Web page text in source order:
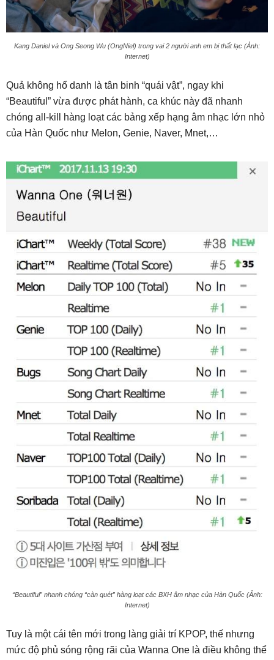
Kang Daniel và Ong Seong Wu (OngNiel) trong vai 2 người anh em bị thất lạc (Ảnh:
Internet)
Quả không hổ danh là tân binh “quái vật”, ngay khi
“Beautiful” vừa được phát hành, ca khúc này đã nhanh
chóng all-kill hàng loạt các bảng xếp hạng âm nhạc lớn nhỏ
của Hàn Quốc như Melon, Genie, Naver, Mnet,…
“Beautiful” nhanh chóng “càn quét” hàng loạt các BXH âm nhạc của Hàn Quốc (Ảnh:
Internet)
Tuy là một cái tên mới trong làng giải trí KPOP, thế nhưng
mức độ phủ sóng rộng rãi của Wanna One là điều không thể